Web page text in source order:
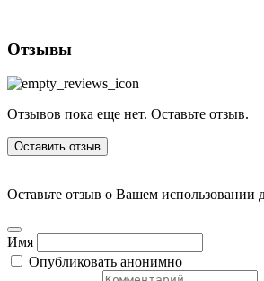
Отзывы
Отзывов пока еще нет. Оставьте отзыв.
Оставить отзыв
Оставьте отзыв о Вашем использовании
Имя
Опубликовать анонимно